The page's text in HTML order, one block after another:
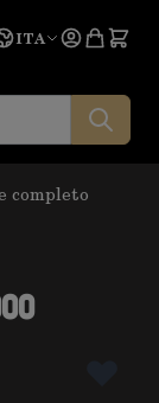
ITA
completo